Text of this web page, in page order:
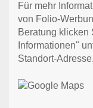
Für mehr
von Folio-
Beratung klicken
Informationen"
Standort-Adresse.